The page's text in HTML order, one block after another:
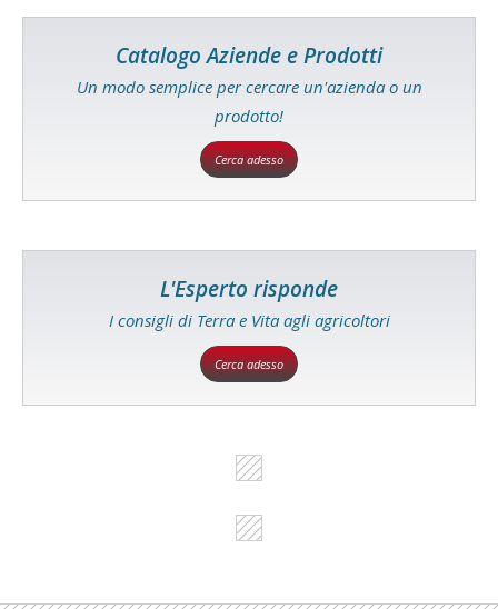
Catalogo Aziende e Prodotti
Un modo semplice per cercare un'azienda o un
prodotto!
Cerca adesso
L'Esperto risponde
I consigli di Terra e Vita agli agricoltori
Cerca adesso